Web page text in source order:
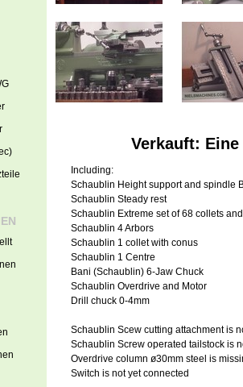
Verkauft:
Including:
Schaublin Height support and spindle
Schaublin Steady rest
Schaublin Extreme set of 68 collets
Schaublin 4 Arbors
Schaublin 1 collet with conus
Schaublin 1 Centre
Bani (Schaublin) 6-Jaw Chuck
Schaublin Overdrive and Motor
Drill chuck 0-4mm
Schaublin Scew cutting attachment is
Schaublin Screw operated tailstock is
Overdrive column ø30mm steel is
Switch is not yet connected